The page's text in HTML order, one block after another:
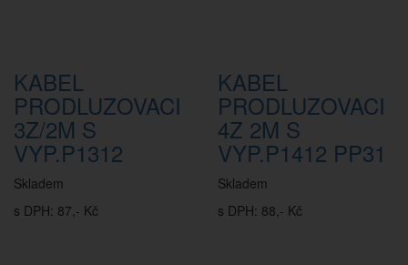
KABEL
PRODLUZOVACI
3Z/2M S
VYP.P1312
Skladem
s DPH: 87,- Kč
KABEL
PRODLUZOVACI
4Z 2M S
VYP.P1412 PP31
Skladem
s DPH: 88,- Kč